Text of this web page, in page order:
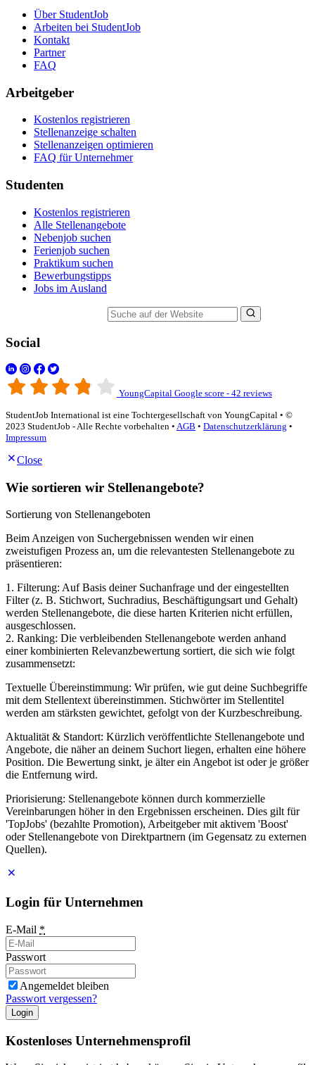
Über StudentJob
Arbeiten bei StudentJob
Kontakt
Partner
FAQ
Arbeitgeber
Kostenlos registrieren
Stellenanzeige schalten
Stellenanzeigen optimieren
FAQ für Unternehmer
Studenten
Kostenlos registrieren
Alle Stellenangebote
Nebenjob suchen
Ferienjob suchen
Praktikum suchen
Bewerbungstipps
Jobs im Ausland
Social
YoungCapital Google score - 42 reviews
StudentJob International ist eine Tochtergesellschaft von YoungCapital • ©
2023 StudentJob - Alle Rechte vorbehalten • AGB • Datenschutzerklärung •
Impressum
Close
Wie sortieren wir Stellenangebote?
Sortierung von Stellenangeboten
Beim Anzeigen von Suchergebnissen wenden wir einen
zweistufigen Prozess an, um die relevantesten Stellenangebote zu
präsentieren:
1. Filterung: Auf Basis deiner Suchanfrage und der eingestellten
Filter (z. B. Stichwort, Suchradius, Beschäftigungsart und Gehalt)
werden Stellenangebote, die diese harten Kriterien nicht erfüllen,
ausgeschlossen.
2. Ranking: Die verbleibenden Stellenangebote werden anhand
einer kombinierten Relevanzbewertung sortiert, die sich wie folgt
zusammensetzt:
Textuelle Übereinstimmung: Wir prüfen, wie gut deine Suchbegriffe
mit dem Stellentext übereinstimmen. Stichwörter im Stellentitel
werden am stärksten gewichtet, gefolgt von der Kurzbeschreibung.
Aktualität & Standort: Kürzlich veröffentlichte Stellenangebote und
Angebote, die näher an deinem Suchort liegen, erhalten eine höhere
Position. Die Bewertung sinkt, je älter ein Angebot ist oder je größer
die Entfernung wird.
Priorisierung: Stellenangebote können durch kommerzielle
Vereinbarungen höher in den Ergebnissen erscheinen. Dies gilt für
'TopJobs' (bezahlte Promotion), Arbeitgeber mit aktivem 'Boost'
oder Stellenangebote von Direktpartnern (im Gegensatz zu externen
Quellen).
Login für Unternehmen
E-Mail *
Passwort
Angemeldet bleiben
Passwort vergessen?
Login
Kostenloses Unternehmensprofil